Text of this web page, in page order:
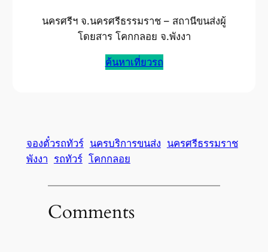
นครศรีฯ จ.นครศรีธรรมราช – สถานีขนส่งผู้
โดยสาร โคกกลอย จ.พังงา
ค้นหาเที่ยวรถ
จองตั๋วรถทัวร์ นครบริการขนส่ง นครศรีธรรมราช
พังงา รถทัวร์ โคกกลอย
Comments